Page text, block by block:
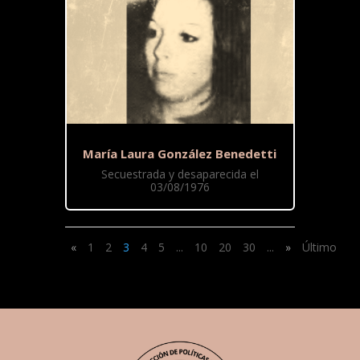
María Laura González Benedetti
Secuestrada y desaparecida el
03/08/1976
« 1 2 3 4 5 ... 10 20 30 ... » Último